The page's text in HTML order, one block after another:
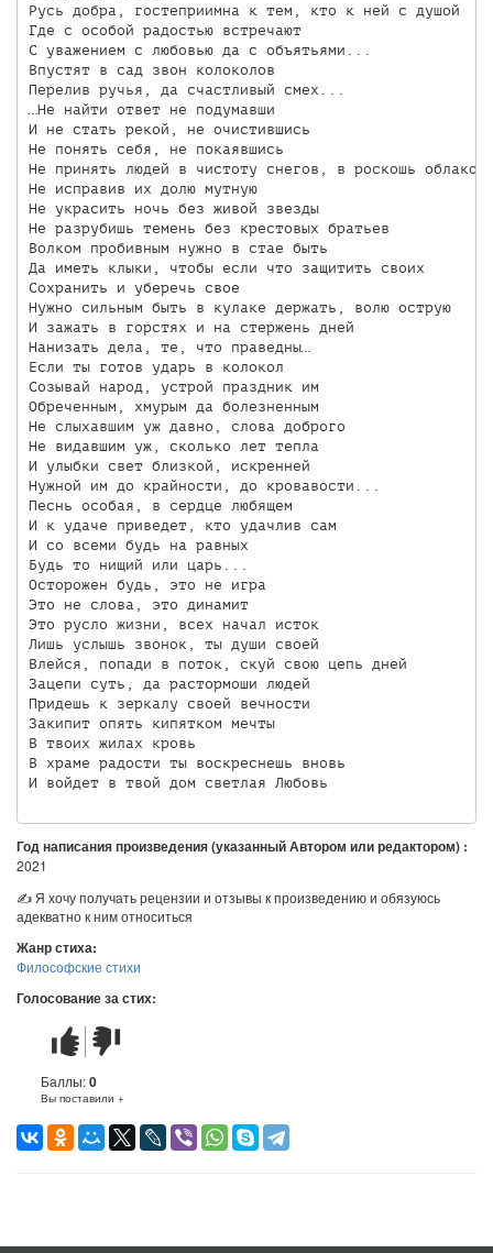
Русь добра, гостеприимна к тем, кто к ней с душой
Где с особой радостью встречают
С уважением с любовью да с объятьями...
Впустят в сад звон колоколов
Перелив ручья, да счастливый смех...
…Не найти ответ не подумавши
И не стать рекой, не очистившись
Не понять себя, не покаявшись
Не принять людей в чистоту снегов, в роскошь облаков
Не исправив их долю мутную
Не украсить ночь без живой звезды
Не разрубишь темень без крестовых братьев
Волком пробивным нужно в стае быть
Да иметь клыки, чтобы если что защитить своих
Сохранить и уберечь свое
Нужно сильным быть в кулаке держать, волю острую
И зажать в горстях и на стержень дней
Нанизать дела, те, что праведны…
Если ты готов ударь в колокол
Созывай народ, устрой праздник им
Обреченным, хмурым да болезненным
Не слыхавшим уж давно, слова доброго
Не видавшим уж, сколько лет тепла
И улыбки свет близкой, искренней
Нужной им до крайности, до кровавости...
Песнь особая, в сердце любящем
И к удаче приведет, кто удачлив сам
И со всеми будь на равных
Будь то нищий или царь...
Осторожен будь, это не игра
Это не слова, это динамит
Это русло жизни, всех начал исток
Лишь услышь звонок, ты души своей
Влейся, попади в поток, скуй свою цепь дней
Зацепи суть, да растормоши людей
Придешь к зеркалу своей вечности
Закипит опять кипятком мечты
В твоих жилах кровь
В храме радости ты воскреснешь вновь
И войдет в твой дом светлая Любовь
Год написания произведения (указанный Автором или редактором) :
2021
✍ Я хочу получать рецензии и отзывы к произведению и обязуюсь
адекватно к ним относиться
Жанр стиха:
Философские стихи
Голосование за стих:
Стих
понравился
Стих
не
понравился
Баллы:0
Вы поставили +